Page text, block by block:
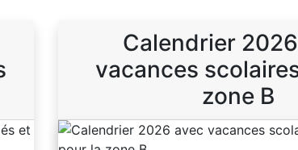
Calendrier
vacances
zone B